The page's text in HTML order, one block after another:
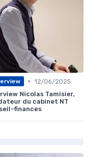
• 12/06/2025
Nicolas Tamisier,
du cabinet NT
finances